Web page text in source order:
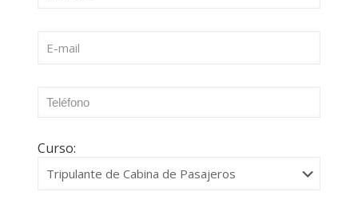
Curso: